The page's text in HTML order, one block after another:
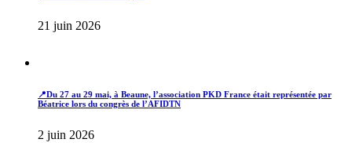
21 juin 2026
📍Du 27 au 29 mai, à Beaune, l’association PKD France était représentée par
Béatrice lors du congrès de l’AFIDTN
2 juin 2026